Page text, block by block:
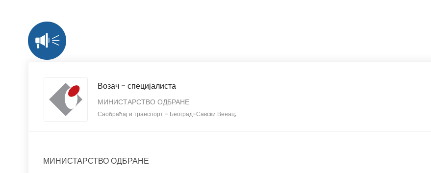
Возач - специјалиста
МИНИСТАРСТВО ОДБРАНЕ
Саобраћај и транспорт - Београд-Савски Венац;
МИНИСТАРСТВО ОДБРАНЕ